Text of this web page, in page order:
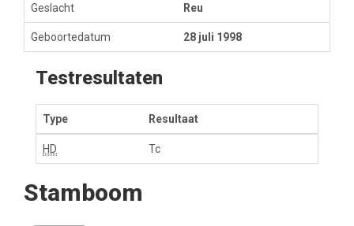
Geslacht Reu
Geboortedatum 28 juli 1998
Testresultaten
Type Resultaat
HD Tc
Stamboom